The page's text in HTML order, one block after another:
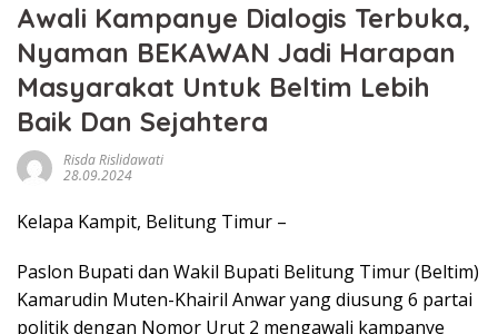
Awali Kampanye Dialogis Terbuka,
Nyaman BEKAWAN Jadi Harapan
Masyarakat Untuk Beltim Lebih
Baik Dan Sejahtera
Risda Rislidawati
28.09.2024
Kelapa Kampit, Belitung Timur –
Paslon Bupati dan Wakil Bupati Belitung Timur (Beltim)
Kamarudin Muten-Khairil Anwar yang diusung 6 partai
politik dengan Nomor Urut 2 mengawali kampanye